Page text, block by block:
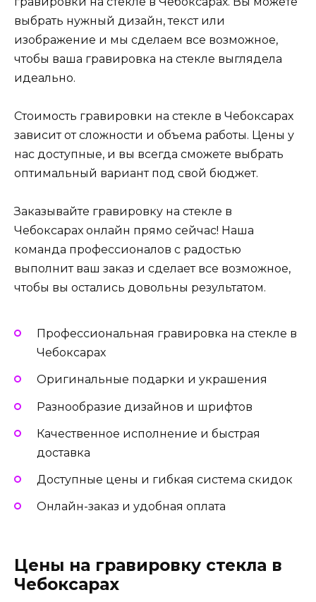
выбрать нужный дизайн, текст или
изображение и мы сделаем все возможное,
чтобы ваша гравировка на стекле выглядела
идеально.
Стоимость гравировки на стекле в Чебоксарах
зависит от сложности и объема работы. Цены у
нас доступные, и вы всегда сможете выбрать
оптимальный вариант под свой бюджет.
Заказывайте гравировку на стекле в
Чебоксарах онлайн прямо сейчас! Наша
команда профессионалов с радостью
выполнит ваш заказ и сделает все возможное,
чтобы вы остались довольны результатом.
Профессиональная гравировка на стекле в
Чебоксарах
Оригинальные подарки и украшения
Разнообразие дизайнов и шрифтов
Качественное исполнение и быстрая
доставка
Доступные цены и гибкая система скидок
Онлайн-заказ и удобная оплата
Цены на гравировку стекла в
Чебоксарах